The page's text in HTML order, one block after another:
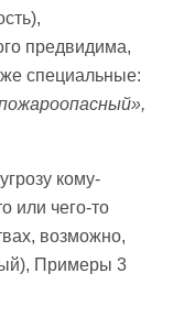
предвидима,
специальные:
кому-
или чего-то
возможно,
Примеры 3